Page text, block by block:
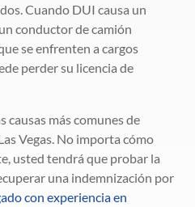
Cuando DUI causa un
conductor de camión
se enfrenten a cargos
perder su licencia de
causas más comunes de
Vegas. No importa cómo
usted tendrá que probar la
una indemnización por
con experiencia en